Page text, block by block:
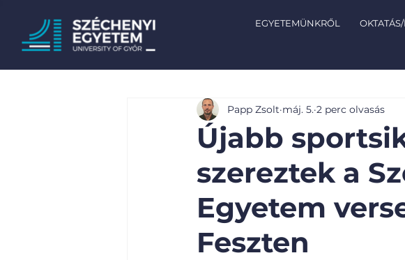
EGYETEMÜNKRŐL
Újabb
szereztek a
Egyetem
Feszten
Papp Zsolt máj. 5. 2 perc olvasás